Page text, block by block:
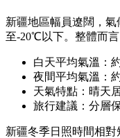
新疆地區幅員遼闊，
至-20℃以下。整體而言
白天平均氣溫：
夜間平均氣溫：
天氣特點：晴天
旅行建議：分層
新疆冬季日照時間相